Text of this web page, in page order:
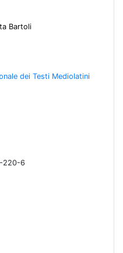
Bartoli
dei Testi Mediolatini
220-6